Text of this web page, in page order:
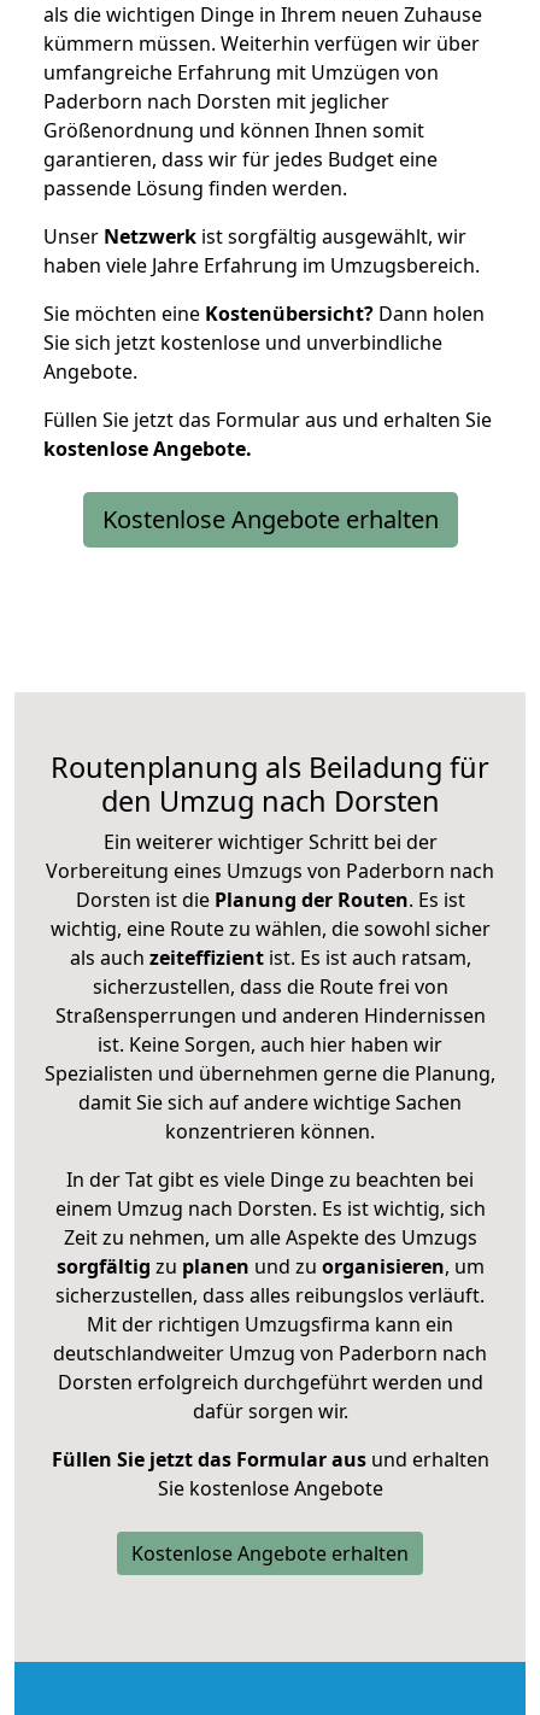
als die wichtigen Dinge in Ihrem neuen Zuhause
kümmern müssen. Weiterhin verfügen wir über
umfangreiche Erfahrung mit Umzügen von
Paderborn nach Dorsten mit jeglicher
Größenordnung und können Ihnen somit
garantieren, dass wir für jedes Budget eine
passende Lösung finden werden.
Unser Netzwerk ist sorgfältig ausgewählt, wir
haben viele Jahre Erfahrung im Umzugsbereich.
Sie möchten eine Kostenübersicht? Dann holen
Sie sich jetzt kostenlose und unverbindliche
Angebote.
Füllen Sie jetzt das Formular aus und erhalten Sie
kostenloseAngebote.
Kostenlose Angebote erhalten
Routenplanung als Beiladung für
den Umzug nach Dorsten
Ein weiterer wichtiger Schritt bei der
Vorbereitung eines Umzugs von Paderborn nach
Dorsten ist diePlanung der Routen. Es ist
wichtig, eine Route zu wählen, die sowohl sicher
als auch zeiteffizientist. Es ist auch ratsam,
sicherzustellen, dass die Route frei von
Straßensperrungen und anderen Hindernissen
ist. Keine Sorgen, auch hier haben wir
Spezialisten und übernehmen gerne die Planung,
damit Sie sich auf andere wichtige Sachen
konzentrieren können.
In der Tat gibt es viele Dinge zu beachten bei
einem Umzug nach Dorsten. Es ist wichtig, sich
Zeit zu nehmen, um alle Aspekte des Umzugs
sorgfältig zu planen und zu organisieren, um
sicherzustellen, dass alles reibungslos verläuft.
Mit der richtigen Umzugsfirma kann ein
deutschlandweiter Umzug von Paderborn nach
Dorsten erfolgreich durchgeführt werden und
dafür sorgen wir.
Füllen Sie jetzt das Formular ausund erhalten
Sie kostenlose Angebote
Kostenlose Angebote erhalten